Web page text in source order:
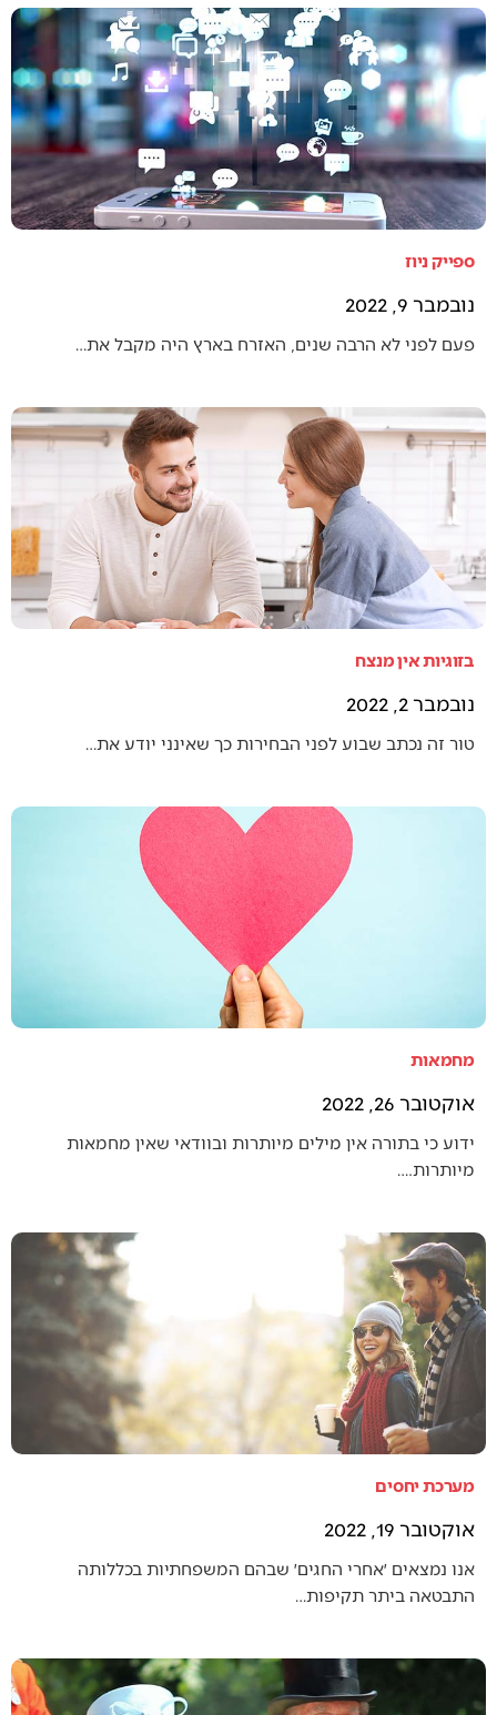
ספייק ניוז
נובמבר 9, 2022
פעם לפני לא הרבה שנים, האזרח בארץ היה מקבל את…
בזוגיות אין מנצח
נובמבר 2, 2022
טור זה נכתב שבוע לפני הבחירות כך שאינני יודע את…
מחמאות
אוקטובר 26, 2022
ידוע כי בתורה אין מילים מיותרות ובוודאי שאין מחמאות
מיותרות.…
מערכת יחסים
אוקטובר 19, 2022
אנו נמצאים ׳אחרי החגים׳ שבהם המשפחתיות בכללותה
התבטאה ביתר תקיפות…